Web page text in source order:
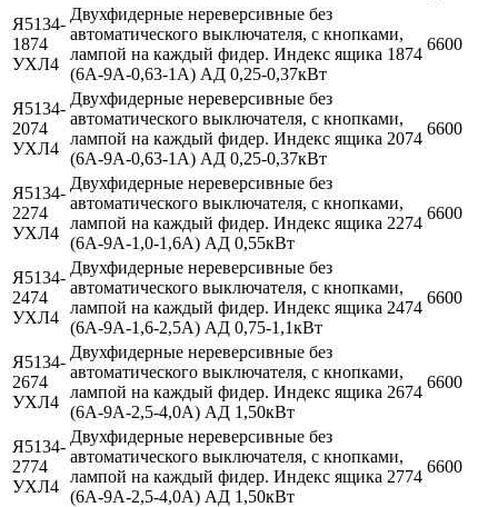
Я5134-
1874
УХЛ4
Двухфидерные нереверсивные без
автоматического выключателя, с кнопками,
лампой на каждый фидер. Индекс ящика 1874
(6А-9А-0,63-1А) АД 0,25-0,37кВт
6600
Я5134-
2074
УХЛ4
Двухфидерные нереверсивные без
автоматического выключателя, с кнопками,
лампой на каждый фидер. Индекс ящика 2074
(6А-9А-0,63-1А) АД 0,25-0,37кВт
6600
Я5134-
2274
УХЛ4
Двухфидерные нереверсивные без
автоматического выключателя, с кнопками,
лампой на каждый фидер. Индекс ящика 2274
(6А-9А-1,0-1,6А) АД 0,55кВт
6600
Я5134-
2474
УХЛ4
Двухфидерные нереверсивные без
автоматического выключателя, с кнопками,
лампой на каждый фидер. Индекс ящика 2474
(6А-9А-1,6-2,5А) АД 0,75-1,1кВт
6600
Я5134-
2674
УХЛ4
Двухфидерные нереверсивные без
автоматического выключателя, с кнопками,
лампой на каждый фидер. Индекс ящика 2674
(6А-9А-2,5-4,0А) АД 1,50кВт
6600
Я5134-
2774
УХЛ4
Двухфидерные нереверсивные без
автоматического выключателя, с кнопками,
лампой на каждый фидер. Индекс ящика 2774
(6А-9А-2,5-4,0А) АД 1,50кВт
6600